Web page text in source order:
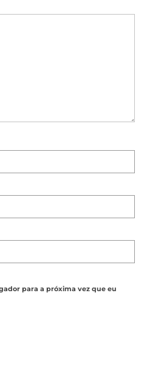
para a próxima vez que eu